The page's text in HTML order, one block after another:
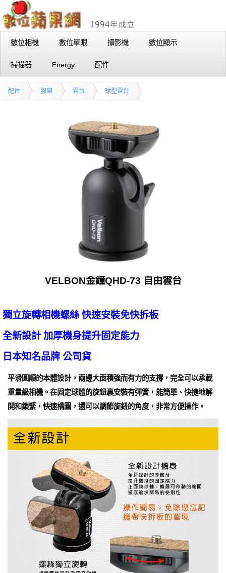
數位相機 數位單眼 攝影機 數位顯示
掃描器 Energy 配件
配件 腳架 雲台 球型雲台
VELBON金鐘QHD-73 自由雲台
獨立旋轉相機螺絲 快速安裝免快拆板
全新設計 加厚機身提升固定能力
日本知名品牌 公司貨
平滑圓順的本體設計，兩邊大面積強而有力的支撐，完全可以承載
重量級相機。在固定球體的旋鈕裏安裝有彈簧，能簡單、快捷地解
開和鎖緊，快速構圖，還可以調節旋鈕的角度，非常方便操作。